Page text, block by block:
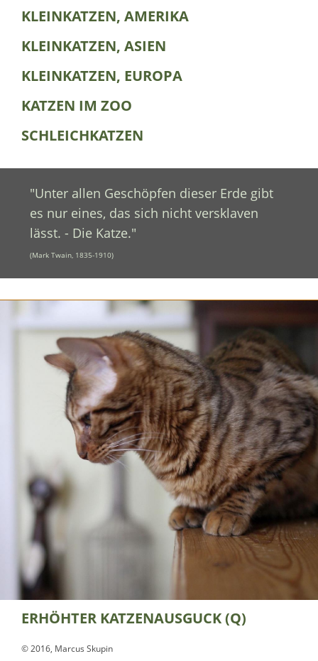
KLEINKATZEN, AMERIKA
KLEINKATZEN, ASIEN
KLEINKATZEN, EUROPA
KATZEN IM ZOO
SCHLEICHKATZEN
"Unter allen Geschöpfen dieser Erde gibt
es nur eines, das sich nicht versklaven
lässt. - Die Katze."
(Mark Twain, 1835-1910)
ERHÖHTER KATZENAUSGUCK (Q)
© 2016, Marcus Skupin